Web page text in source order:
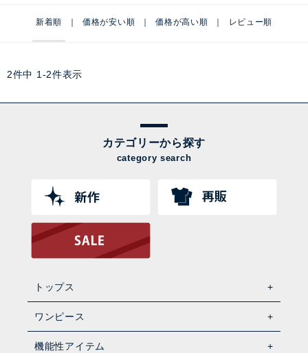
新着順 価格が安い順 価格が高い順 レビュー順
2件中 1 -2件表示
カテゴリーから探す
category search
トップス
ワンピース
機能性アイテム